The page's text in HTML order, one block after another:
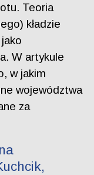
Teoria
kładzie
W artykule
w jakim
województwa
za